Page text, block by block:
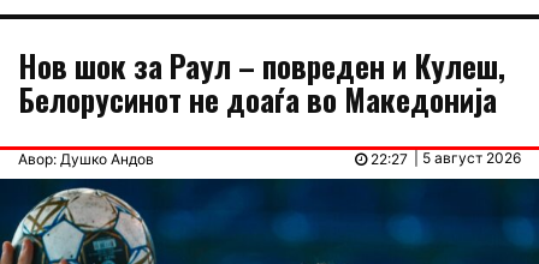
Нов шок за Раул – повреден и Кулеш,
Белорусинот не доаѓа во Македонија
Авор: Душко Андов | 5 август 2026
22:27